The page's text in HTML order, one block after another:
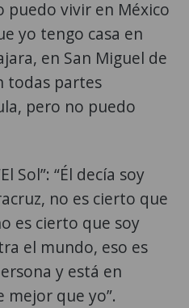
puedo vivir en México
yo tengo casa en
en San Miguel de
todas partes
pero no puedo
Sol”: “Él decía soy
no es cierto que
es cierto que soy
el mundo, eso es
y está en
mejor que yo”.